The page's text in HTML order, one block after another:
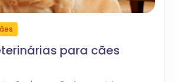
para cães